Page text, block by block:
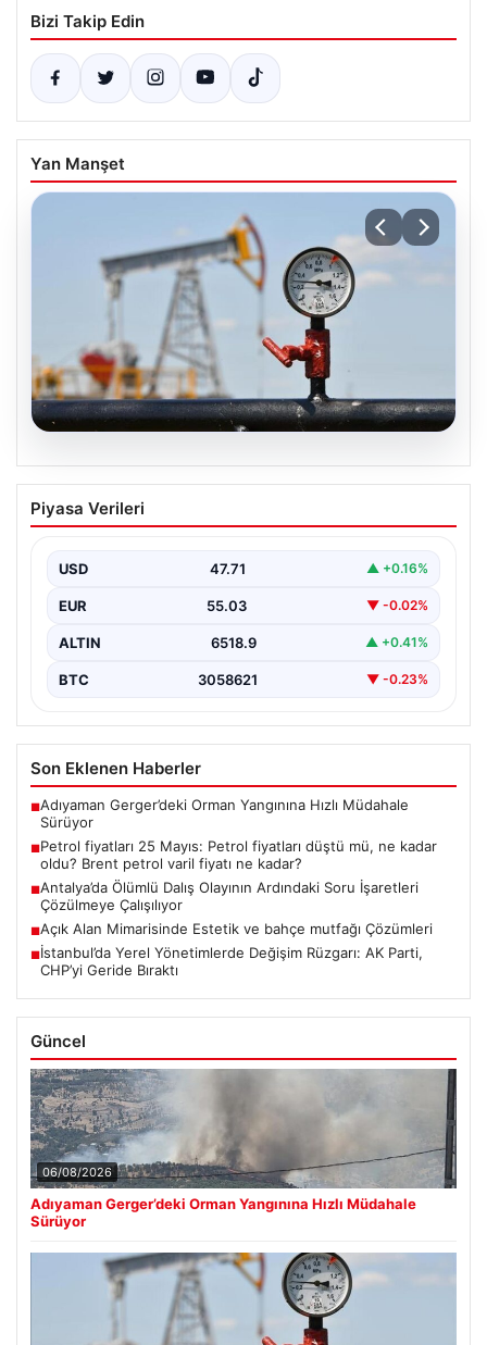
Bizi Takip Edin
Yan Manşet
Petrol fiyatları 25 Mayıs: Petrol fiyatları
düştü mü, ne kadar oldu? Brent petrol
{"title": "Petrol fiyatları 25 Mayıs: Güncel petrol fiyatları
piyasalarında…
Piyasa Verileri
USD 47.71 ▲ +0.16%
EUR 55.03 ▼ -0.02%
ALTIN 6518.9 ▲ +0.41%
BTC 3058621 ▼ -0.23%
Son Eklenen Haberler
■Adıyaman Gerger’deki Orman Yangınına Hızlı Müdahale
Sürüyor
■Petrol fiyatları 25 Mayıs: Petrol fiyatları düştü mü, ne kadar
oldu? Brent petrol varil fiyatı ne kadar?
■Antalya’da Ölümlü Dalış Olayının Ardındaki Soru İşaretleri
Çözülmeye Çalışılıyor
■Açık Alan Mimarisinde Estetik ve bahçe mutfağı Çözümleri
■İstanbul’da Yerel Yönetimlerde Değişim Rüzgarı: AK Parti,
CHP’yi Geride Bıraktı
Güncel
06/08/2026
Adıyaman Gerger’deki Orman Yangınına Hızlı Müdahale
Sürüyor